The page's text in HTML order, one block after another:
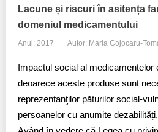
Lacune și riscuri în asitența
domeniul medicamentului
Anul: 2017 Autor: Maria Cojocaru-
Impactul social al medicamentelor
deoarece aceste produse sunt
reprezentanţilor păturilor social-
persoanelor cu anumite